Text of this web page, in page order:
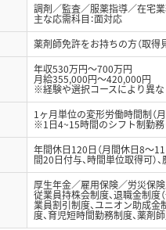
調剤／監査／服薬指導／在宅業
主な応需科目：面対応
薬剤師免許をお持ちの方（取得
年収530万円～700万円
月給355,000円～420,000円
※経験や選択コースにより異
1ヶ月単位の変形労働時間制（
※1日4~15時間のシフト制勤務
年間休日120日（月間休日8～
間20日付与、時間単位取得可）
厚生年金／雇用保険／労災保
従業員持株会制度、退職金制度
業員割引制度、ユニオン助成金
度、育児短時間勤務制度、薬剤